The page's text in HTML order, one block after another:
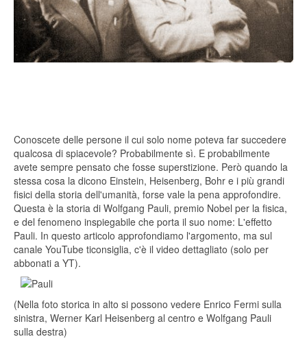
Conoscete delle persone il cui solo nome poteva far succedere
qualcosa di spiacevole? Probabilmente sì. E probabilmente
avete sempre pensato che fosse superstizione. Però quando la
stessa cosa la dicono Einstein, Heisenberg, Bohr e i più grandi
fisici della storia dell'umanità, forse vale la pena approfondire.
Questa è la storia di Wolfgang Pauli, premio Nobel per la fisica,
e del fenomeno inspiegabile che porta il suo nome: L'effetto
Pauli. In questo articolo approfondiamo l'argomento, ma sul
canale YouTube ticonsiglia, c'è il video dettagliato (solo per
abbonati a YT).
(Nella foto storica in alto si possono vedere Enrico Fermi sulla
sinistra, Werner Karl Heisenberg al centro e Wolfgang Pauli
sulla destra)